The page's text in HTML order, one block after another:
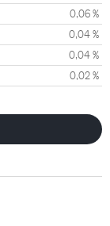
0,06 %
0,04 %
0,04 %
0,02 %